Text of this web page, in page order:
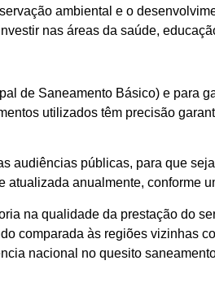
ambiental e o
nas áreas da saúde,
de Saneamento Básico) e para
utilizados têm precisão
audiências públicas, para que
anualmente, conforme
na qualidade da prestação do
comparada às regiões vizinhas
nacional no quesito